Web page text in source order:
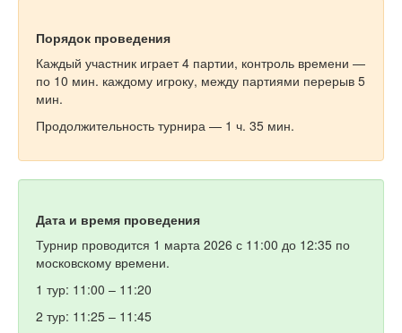
Порядок проведения
Каждый участник играет 4 партии, контроль времени —
по 10 мин. каждому игроку, между партиями перерыв 5
мин.
Продолжительность турнира — 1 ч. 35 мин.
Дата и время проведения
Турнир проводится 1 марта 2026 с 11:00 до 12:35 по
московскому времени.
1 тур: 11:00 – 11:20
2 тур: 11:25 – 11:45